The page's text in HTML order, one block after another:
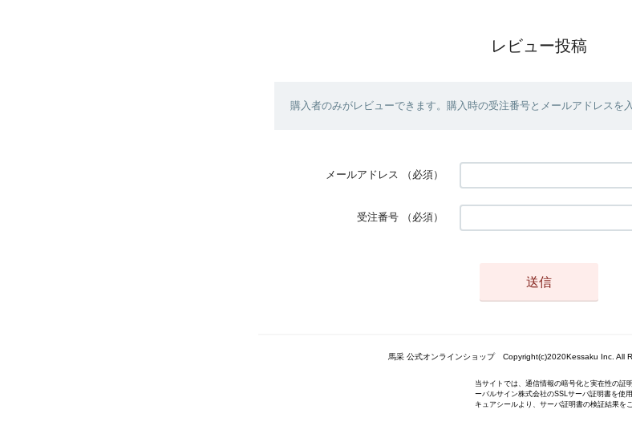
レビュー投稿
購入者のみがレビューできます。購入時の受注番号とメールアドレスを
メールアドレス （必須）
受注番号 （必須）
馬采 公式オンラインショップ Copyright(c)2020Kessaku Inc. All
当サイトでは、通信情報の暗号化と実在性の証
ーバルサイン株式会社のSSLサーバ証明書を使
キュアシールより、サーバ証明書の検証結果を